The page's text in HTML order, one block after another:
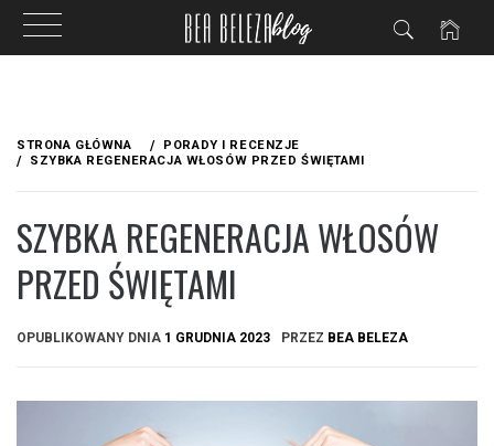
treści
STRONA GŁÓWNA
PORADY I RECENZJE
SZYBKA REGENERACJA WŁOSÓW PRZED ŚWIĘTAMI
SZYBKA REGENERACJA WŁOSÓW
PRZED ŚWIĘTAMI
OPUBLIKOWANY DNIA 1 GRUDNIA 2023 PRZEZ BEA BELEZA